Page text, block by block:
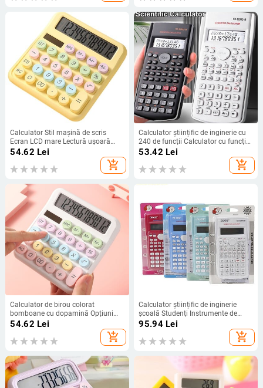
Calculator Stil mașină de scris
Ecran LCD mare Lectură ușoară
Calculator cu taste rotunde pentru
54.62 Lei
add_shopping_cart
Calculator științific de inginerie cu
240 de funcții Calculator cu funcție
standard pe 2 linii Accesorii pentru
birou Rechizite de birou pentru
școală
53.42 Lei
add_shopping_cart
Calculator de birou colorat
bomboane cu dopamină Opțiuni
multicolore Ecran mare cu 12 cifre
Studenți Papetarie Birouri Rechizite
școlare
54.62 Lei
add_shopping_cart
Calculator științific de inginerie
școală Studenți Instrumente de
calcul staționare Examen
Calculator de culoare creativ
95.94Lei
add_shopping_cart